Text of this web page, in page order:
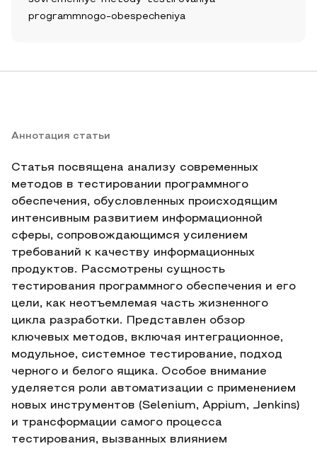
programmnogo-obespecheniya
Аннотация статьи
Статья посвящена анализу современных
методов в тестировании программного
обеспечения, обусловленных происходящим
интенсивным развитием информационной
сферы, сопровождающимся усилением
требований к качеству информационных
продуктов. Рассмотрены сущность
тестирования программного обеспечения и его
цели, как неотъемлемая часть жизненного
цикла разработки. Представлен обзор
ключевых методов, включая интеграционное,
модульное, системное тестирование, подход
черного и белого ящика. Особое внимание
уделяется роли автоматизации с применением
новых инструментов (Selenium, Appium, Jenkins)
и трансформации самого процесса
тестирования, вызванных влиянием